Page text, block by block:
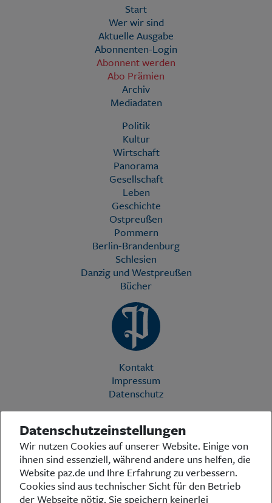
Start
Wer wir sind
Aktuelle Ausgabe
Abonnenten-Login
Abonnent werden
Abo Prämien
Archiv
Mediadaten
Politik
Kultur
Wirtschaft
Panorama
Gesellschaft
Leben
Geschichte
Ostpreußen
Pommern
Berlin-Brandenburg
Schlesien
Danzig und Westpreußen
Bücher
Kontakt
Impressum
Datenschutz
Die Preußische Allgemeine Zeitung (PAZ) ist eine einzigartige Stimme
in der deutschen Medienlandschaft. Woche für Woche berichtet sie
über das aktuelle Zeitgeschehen in Politik, Kultur und Wirtschaft und
bezieht zu den grundlegenden Entwicklungen unserer Gesellschaft
Stellung. In ihrer Arbeit fühlt sich die Redaktion dem traditionellen
preußischen Wertekanon verpflichtet: Das alte Preußen stand und
Datenschutzeinstellungen
Wir nutzen Cookies auf unserer Website. Einige von
ihnen sind essenziell, während andere uns helfen, die
Website paz.de und Ihre Erfahrung zu verbessern.
Cookies sind aus technischer Sicht für den Betrieb
der Webseite nötig. Sie speichern keinerlei